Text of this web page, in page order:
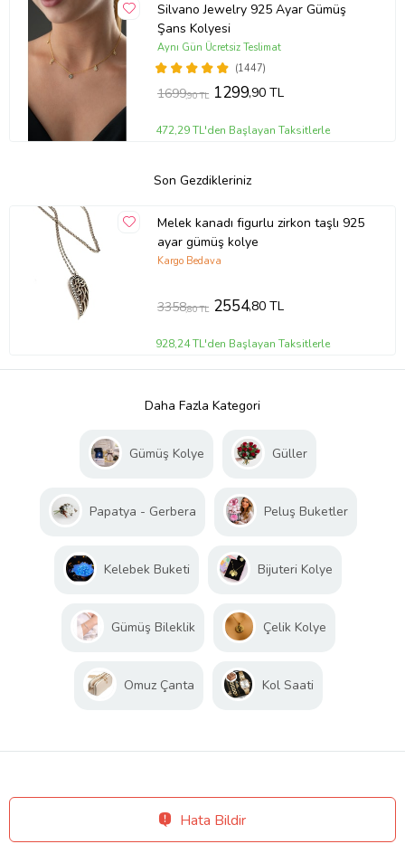
Silvano Jewelry 925 Ayar Gümüş
Şans Kolyesi
(1447)
Aynı Gün Ücretsiz Teslimat
1699,90 TL 1299,90 TL
472,29 TL'den Başlayan Taksitlerle
Son Gezdikleriniz
Melek kanadı figurlu zirkon taşlı 925
ayar gümüş kolye
Kargo Bedava
3358,80 TL 2554,80 TL
928,24 TL'den Başlayan Taksitlerle
Daha Fazla Kategori
Gümüş Kolye Güller
Papatya - Gerbera Peluş Buketler
Kelebek Buketi Bijuteri Kolye
Gümüş Bileklik Çelik Kolye
Omuz Çanta Kol Saati
Hata Bildir